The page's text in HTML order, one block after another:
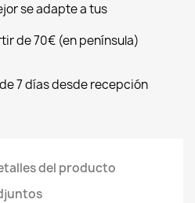
se adapte a tus
de 70€ (en península)
7 días desde recepción
del producto